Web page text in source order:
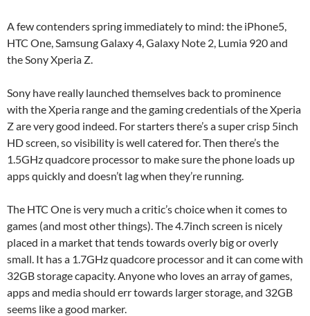
A few contenders spring immediately to mind: the iPhone5,
HTC One, Samsung Galaxy 4, Galaxy Note 2, Lumia 920 and
the Sony Xperia Z.
Sony have really launched themselves back to prominence
with the Xperia range and the gaming credentials of the Xperia
Z are very good indeed. For starters there’s a super crisp 5inch
HD screen, so visibility is well catered for. Then there’s the
1.5GHz quadcore processor to make sure the phone loads up
apps quickly and doesn’t lag when they’re running.
The HTC One is very much a critic’s choice when it comes to
games (and most other things). The 4.7inch screen is nicely
placed in a market that tends towards overly big or overly
small. It has a 1.7GHz quadcore processor and it can come with
32GB storage capacity. Anyone who loves an array of games,
apps and media should err towards larger storage, and 32GB
seems like a good marker.